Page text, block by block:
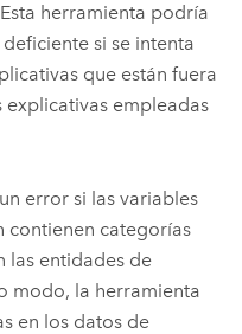
herramienta podría
si se intenta
que están fuera
empleadas
error si las variables
contienen categorías
las entidades de
modo, la herramienta
en los datos de